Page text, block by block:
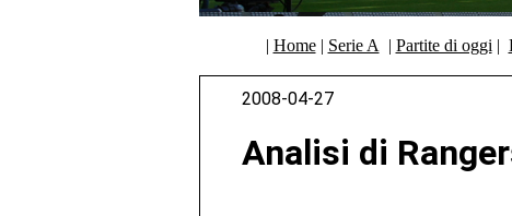
| Home| Serie A | Partite di oggi |
2008-04-27
Analisi di